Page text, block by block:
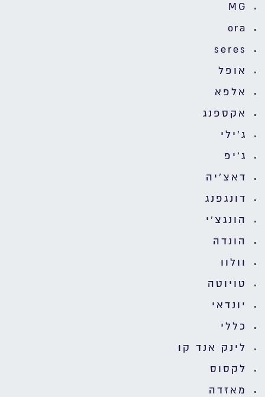
MG
ora
seres
אופל
אלפא
אקספנג
ג'ילי
ג'יפ
דאצ'יה
דונגפנג
הונגצ'י
הונדה
וולוו
טויוטה
יונדאי
כללי
לינק אנד קו
לקסוס
מאזדה